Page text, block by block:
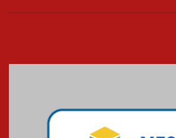
os funcionários
07.11.2024